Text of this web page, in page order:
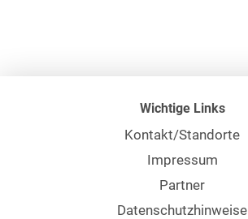
Wichtige Links
Kontakt/Standorte
Impressum
Partner
Datenschutzhinweise